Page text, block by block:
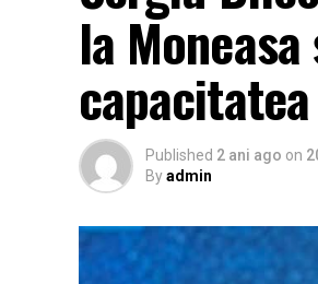
la
Published 2 ani ago on
Byadmin